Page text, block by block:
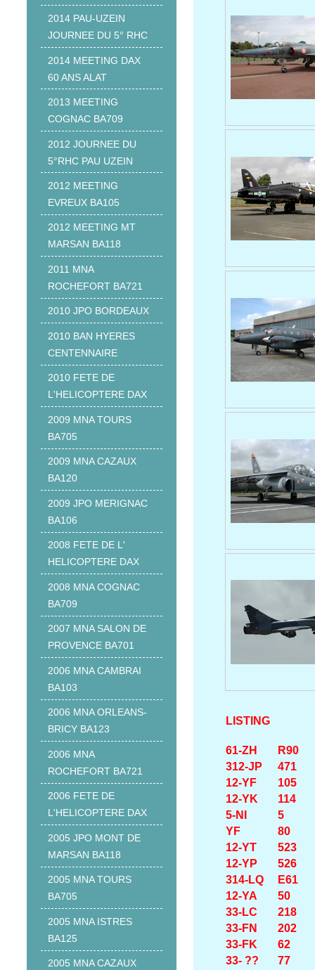
LISTING
61-ZH
R90
312-JP
471
12-YF
105
12-YK
114
5-NI
5
YF
80
12-YT
523
12-YP
526
314-LQ
E61
12-YA
50
33-LC
218
33-FN
202
33-FK
62
33- ??
77
2014 PAU-UZEIN
JOURNEE DU 5° RHC
2014 MEETING DAX
60 ANS ALAT
2013 MEETING
COGNAC BA709
2012 JOURNEE DU
5°RHC PAU UZEIN
2012 MEETING
EVREUX BA105
2012 MEETING MT
MARSAN BA118
2011 MNA
ROCHEFORT BA721
2010 JPO BORDEAUX
2010 BAN HYERES
CENTENNAIRE
2010 FETE DE
L'HELICOPTERE DAX
2009 MNA TOURS
BA705
2009 MNA CAZAUX
BA120
2009 JPO MERIGNAC
BA106
2008 FETE DE L'
HELICOPTERE DAX
2008 MNA COGNAC
BA709
2007 MNA SALON DE
PROVENCE BA701
2006 MNA CAMBRAI
BA103
2006 MNA ORLEANS-
BRICY BA123
2006 MNA
ROCHEFORT BA721
2006 FETE DE
L'HELICOPTERE DAX
2005 JPO MONT DE
MARSAN BA118
2005 MNA TOURS
BA705
2005 MNA ISTRES
BA125
2005 MNA CAZAUX